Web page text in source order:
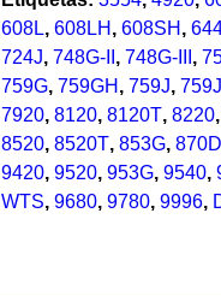
608L, 608LH , 608SH ,
724J, 748G-II , 748G-III ,
759G, 759GH , 759J,
7920, 8120, 8120T, 8220,
8520, 8520T, 853G, 870D
9420, 9520, 953G, 9540,
WTS, 9680, 9780, 9996,